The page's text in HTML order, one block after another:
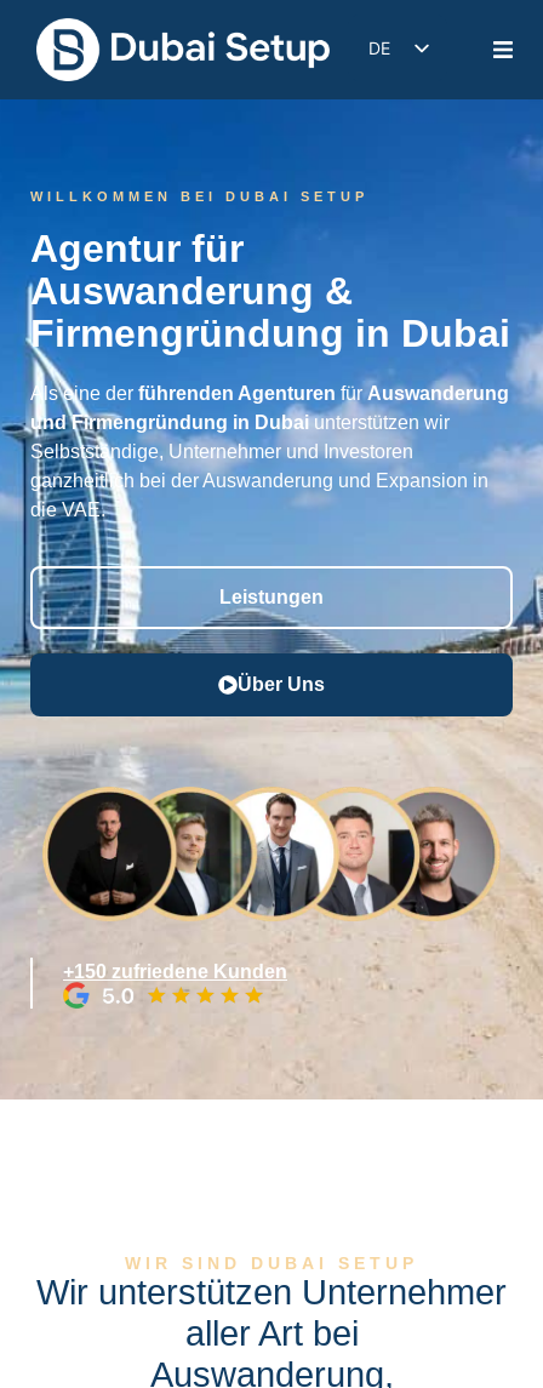
DE
WILLKOMMEN BEI DUBAI SETUP
Agentur für
Auswanderung &
Firmengründung in Dubai
Als eine der führenden Agenturen für Auswanderung
und Firmengründung in Dubaiunterstützen wir
Selbstständige, Unternehmer und Investoren
ganzheitlich bei der Auswanderung und Expansion in
die VAE.
Leistungen
Über Uns
+150 zufriedene Kunden
WIR SIND DUBAI SETUP
Wir unterstützen Unternehmer
aller Art bei
Auswanderung,